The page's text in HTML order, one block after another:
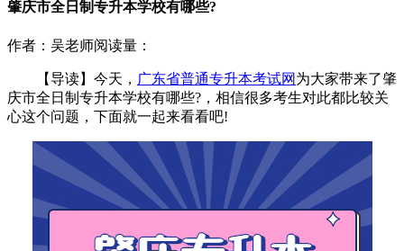
肇庆市全日制专升本学校有哪些?
作者：吴老师阅读量：
【导读】今天， 广东省普通专升本考试网 为大家带来了肇
庆市全日制专升本学校有哪些?，相信很多考生对此都比较关
心这个问题，下面就一起来看看吧!